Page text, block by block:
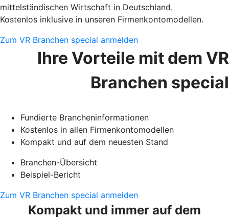
mittelständischen Wirtschaft in Deutschland.
Kostenlos inklusive in unseren Firmenkontomodellen.
Zum VR Branchen special anmelden
Ihre Vorteile mit dem VR
Branchen special
Fundierte Brancheninformationen
Kostenlos in allen Firmenkontomodellen
Kompakt und auf dem neuesten Stand
Branchen-Übersicht
Beispiel-Bericht
Zum VR Branchen special anmelden
Kompakt und immer auf dem